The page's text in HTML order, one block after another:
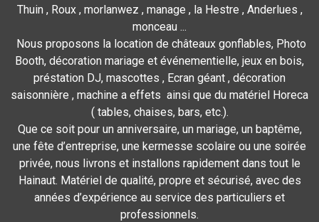
Thuin , Roux , morlanwez , manage , la Hestre , Anderlues ,
monceau ...
Nous proposons la location de châteaux gonflables, Photo
Booth, décoration mariage et événementielle, jeux en bois,
préstation DJ, mascottes , Ecran géant , décoration
saisonnière , machine a effets ainsi que du matériel Horeca
( tables, chaises, bars, etc.).
Que ce soit pour un anniversaire, un mariage, un baptême,
une fête d’entreprise, une kermesse scolaire ou une soirée
privée, nous livrons et installons rapidement dans tout le
Hainaut. Matériel de qualité, propre et sécurisé, avec des
années d’expérience au service des particuliers et
professionnels.